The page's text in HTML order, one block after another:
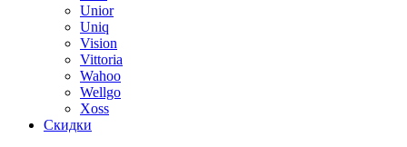
Unior
Uniq
Vision
Vittoria
Wahoo
Wellgo
Xoss
Скидки